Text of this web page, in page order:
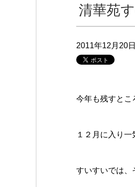
清華苑
2011年12月20日
今年も残すとこ
１２月に入り
すいすいでは、